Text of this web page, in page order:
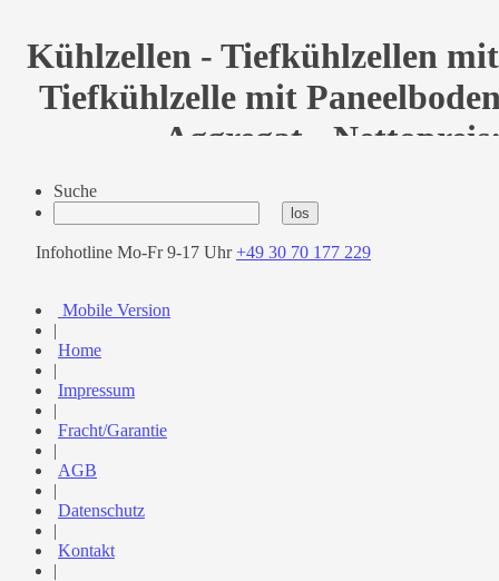
Kühlzellen - Tiefkühlzellen
Tiefkühlzelle mit
Aggregat -
Suche
Infohotline Mo-Fr 9-17 Uhr+49 30 70 177 229
Mobile Version
|
Home
|
Impressum
|
Fracht/Garantie
|
AGB
|
Datenschutz
|
Kontakt
|